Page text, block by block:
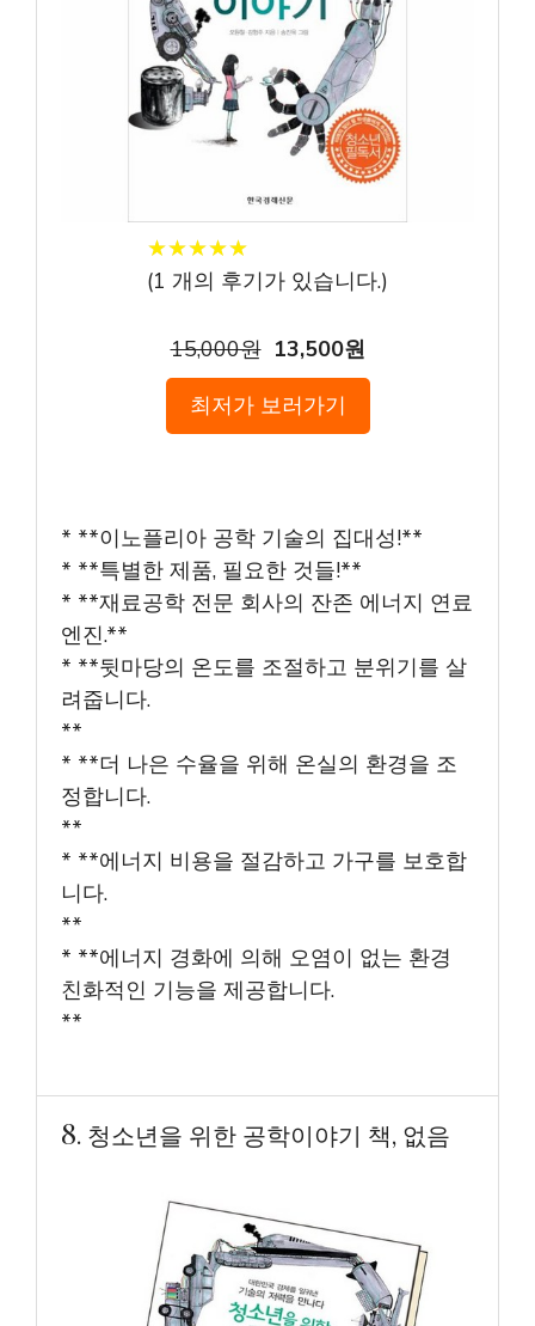
★★★★★
★★★★★
(1 개의 후기가 있습니다.)
15,000원 13,500원
최저가 보러가기
* **이노플리아 공학 기술의 집대성!**
* **특별한 제품, 필요한 것들!**
* **재료공학 전문 회사의 잔존 에너지 연료
엔진.**
* **뒷마당의 온도를 조절하고 분위기를 살
려줍니다.
**
* **더 나은 수율을 위해 온실의 환경을 조
정합니다.
**
* **에너지 비용을 절감하고 가구를 보호합
니다.
**
* **에너지 경화에 의해 오염이 없는 환경
친화적인 기능을 제공합니다.
**
8. 청소년을 위한 공학이야기 책, 없음